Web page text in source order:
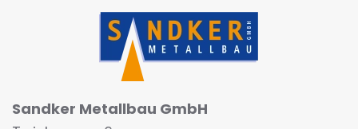
Sandker Metallbau GmbH